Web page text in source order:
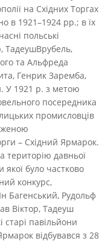
на Східних Торгах
в 1921–1924 рр.; в їх
польські
ТадеушВрубель,
та Альфреда
Генрик Заремба,
У 1921 р. з метою
посередника
промисловців
– Східний Ярмарок.
територію давньої
якої було частково
конкурс,
Багенський, Рудольф
Віктор, Тадеуш
старі павільйони
відбувався з 28